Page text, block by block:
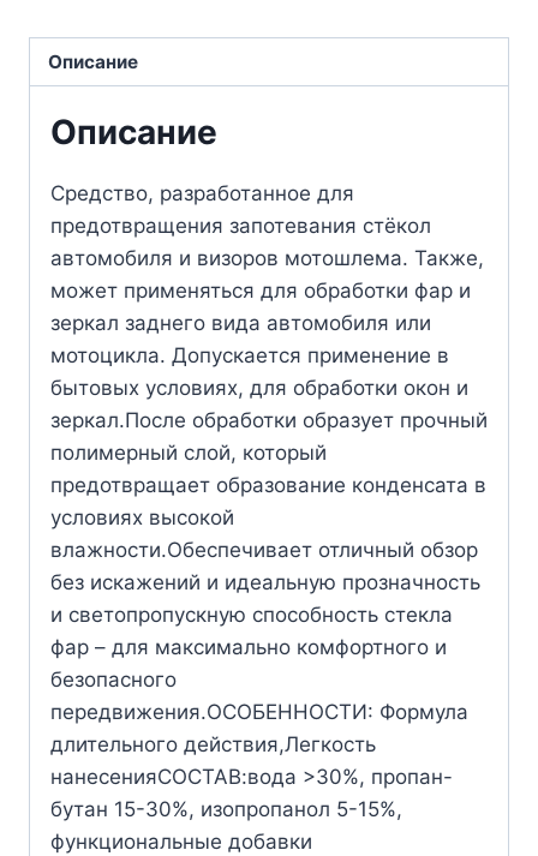
Описание
Описание
Средство, разработанное для
предотвращения запотевания стёкол
автомобиля и визоров мотошлема. Также,
может применяться для обработки фар и
зеркал заднего вида автомобиля или
мотоцикла. Допускается применение в
бытовых условиях, для обработки окон и
зеркал.После обработки образует прочный
полимерный слой, который
предотвращает образование конденсата в
условиях высокой
влажности.Обеспечивает отличный обзор
без искажений и идеальную прозначность
и светопропускную способность стекла
фар – для максимально комфортного и
безопасного
передвижения.ОСОБЕННОСТИ: Формула
длительного действия,Легкость
нанесенияСОСТАВ:вода >30%, пропан-
бутан 15-30%, изопропанол 5-15%,
функциональные добавки